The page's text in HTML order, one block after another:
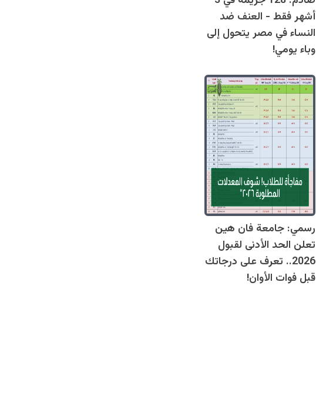
أشهر فقط - العنف ضد
النساء في مصر يتحول إلى
وباء يومي!
رسمي: جامعة فان هين
تعلن الحد الأدنى لقبول
2026.. تعرف على درجاتك
قبل فوات الأوان!